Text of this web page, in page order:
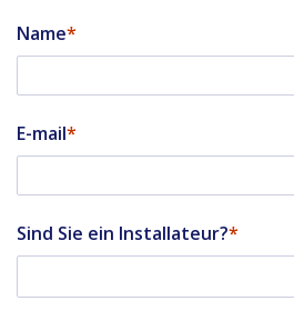
Name
E-mail
Sind Sie ein Installateur?